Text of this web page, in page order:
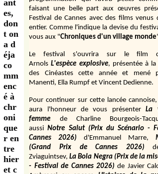
ant
es,
don
t on
a d
éja
co
mm
enc
é à
chr
oni
que
r en
tre
hier
et c
faisant une belle part aux œuvres
Festival de Cannes avec des films venus
entier. Comme l'indique la devise du
vous aux "Chroniques d'un village monde
Le festival s'ouvrira sur le film
Arnols L'espèce explosive, présentée à la
des Cinéastes cette année et mené
Manenti, Ella Rumpf et Vincent Dedienne.
Pour continuer sur cette lancée
aura l'honneur de vous présenter
La
femme
de Charline Bourgeois-
aussi Notre Salut (Prix du Scénario -
Cannes 2026)
d'Emmanuel Marre,
(Grand Prix de Cannes 2026)
Zviaguintsev,La Bola Negra (Prix de la
- Festival de Cannes 2026) de Javier